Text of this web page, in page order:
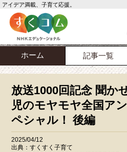
アイデア満載、子育て応援。
ホーム 記事一覧
放送1000回記念 聞か
児のモヤモヤ全国ア
ペシャル！ 後編
2025/04/12
出典：すくすく子育て